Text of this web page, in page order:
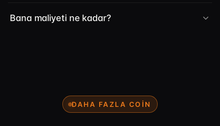
Bana maliyeti ne kadar?
DAHA FAZLA COIN